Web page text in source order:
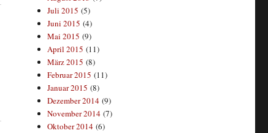
Juli 2015 (5)
Juni 2015 (4)
Mai 2015 (9)
April 2015 (11)
März 2015 (8)
Februar 2015 (11)
Januar 2015 (8)
Dezember 2014 (9)
November 2014 (7)
Oktober 2014 (6)